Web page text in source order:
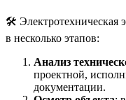
🛠️ Электротехническая
в несколько этапов:
Анализ
проектной,
документации.